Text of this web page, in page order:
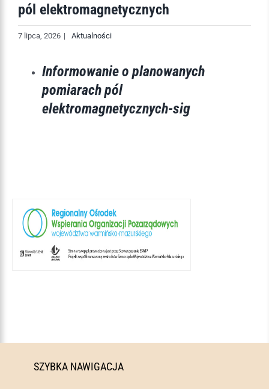
pól elektromagnetycznych
7 lipca, 2026 | Aktualności
Informowanie o planowanych
pomiarach pól
elektromagnetycznych-sig
SZYBKA NAWIGACJA